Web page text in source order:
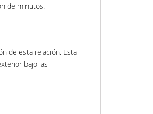
de minutos.
de esta relación. Esta
bajo las